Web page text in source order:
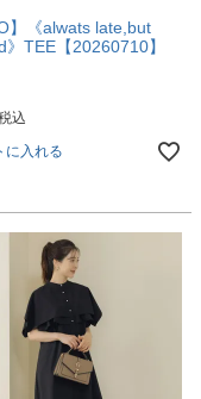
】《alwats late,but
》TEE【20260710】
込
に入れる